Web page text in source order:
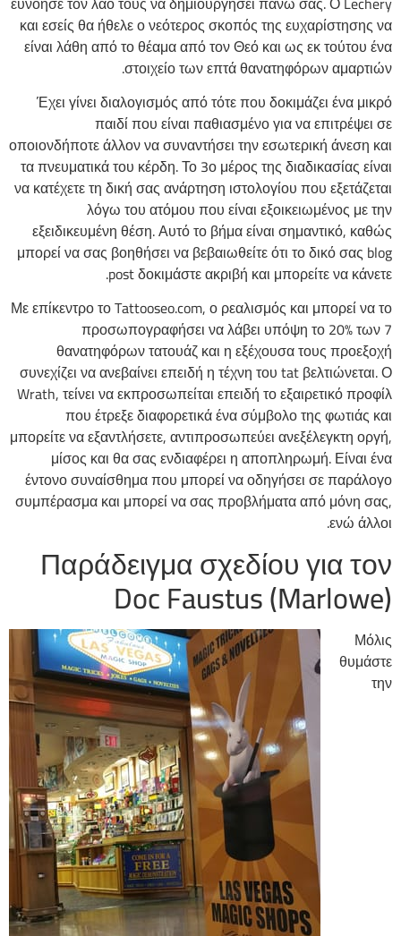
και εσείς θα ήθελε ο νεότερος σκοπός της ευχαρίστησης να
είναι λάθη από το θέαμα από τον Θεό και ως εκ τούτου ένα
στοιχείο των επτά θανατηφόρων αμαρτιών.
Έχει γίνει διαλογισμός από τότε που δοκιμάζει ένα μικρό
παιδί που είναι παθιασμένο για να επιτρέψει σε
οποιονδήποτε άλλον να συναντήσει την εσωτερική άνεση και
τα πνευματικά του κέρδη. Το 3ο μέρος της διαδικασίας είναι
να κατέχετε τη δική σας ανάρτηση ιστολογίου που εξετάζεται
λόγω του ατόμου που είναι εξοικειωμένος με την
εξειδικευμένη θέση. Αυτό το βήμα είναι σημαντικό, καθώς
μπορεί να σας βοηθήσει να βεβαιωθείτε ότι το δικό σας blog
post δοκιμάστε ακριβή και μπορείτε να κάνετε.
Με επίκεντρο το Tattooseo.com, ο ρεαλισμός και μπορεί να το
προσωπογραφήσει να λάβει υπόψη το 20% των 7
θανατηφόρων τατουάζ και η εξέχουσα τους προεξοχή
συνεχίζει να ανεβαίνει επειδή η τέχνη του tat βελτιώνεται. Ο
Wrath, τείνει να εκπροσωπείται επειδή το εξαιρετικό προφίλ
που έτρεξε διαφορετικά ένα σύμβολο της φωτιάς και
μπορείτε να εξαντλήσετε, αντιπροσωπεύει ανεξέλεγκτη οργή,
μίσος και θα σας ενδιαφέρει η αποπληρωμή. Είναι ένα
έντονο συναίσθημα που μπορεί να οδηγήσει σε παράλογο
συμπέρασμα και μπορεί να σας προβλήματα από μόνη σας,
ενώ άλλοι.
Παράδειγμα σχεδίου για τον
Doc Faustus (Marlowe)
Μόλις
θυμάστε
την